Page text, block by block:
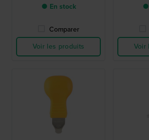
● En stock
Comparer
Voir les produits
●
Voir